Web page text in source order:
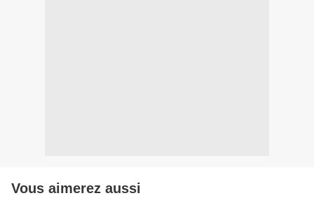
Vous aimerez aussi